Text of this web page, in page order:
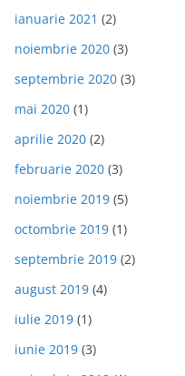
ianuarie 2021 (2)
noiembrie 2020 (3)
septembrie 2020 (3)
mai 2020 (1)
aprilie 2020 (2)
februarie 2020 (3)
noiembrie 2019 (5)
octombrie 2019 (1)
septembrie 2019 (2)
august 2019 (4)
iulie 2019 (1)
iunie 2019 (3)